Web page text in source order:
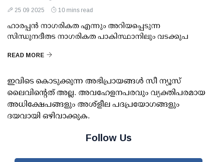
25 09 2025 10 mins read
ഹാരപ്പൻ നാഗരികത എന്നും അറിയപ്പെടുന്ന
സിന്ധുനദീതട നാഗരികത പാകിസ്ഥാനിലും വടക്കുപ
READ MORE
ഇവിടെ കൊടുക്കുന്ന അഭിപ്രായങ്ങള്‍ സീ ന്യൂസ്
ലൈവിന്റെത് അല്ല. അവഹേളനപരവും വ്യക്തിപരമായ
അധിക്ഷേപങ്ങളും അശ്‌ളീല പദപ്രയോഗങ്ങളും
ദയവായി ഒഴിവാക്കുക.
Follow Us